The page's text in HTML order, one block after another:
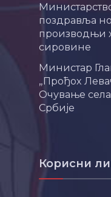
поздравља
производњи
сировине
Министар
„Прођох
Очување
Србије
Корисни